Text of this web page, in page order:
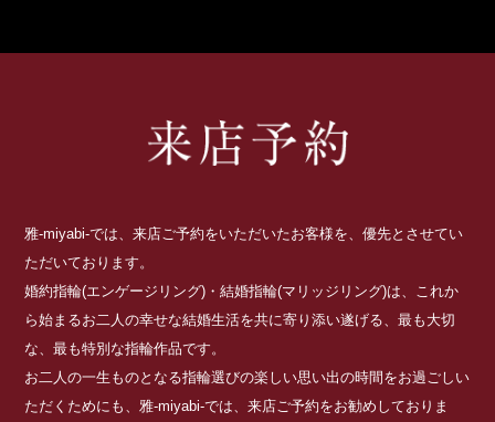
雅-miyabi-では、来店ご予約をいただいたお客様を、優先とさせてい
ただいております。
婚約指輪(エンゲージリング)・結婚指輪(マリッジリング)は、これか
ら始まるお二人の幸せな結婚生活を共に寄り添い遂げる、最も大切
な、最も特別な指輪作品です。
お二人の一生ものとなる指輪選びの楽しい思い出の時間をお過ごしい
ただくためにも、雅-miyabi-では、来店ご予約をお勧めしておりま